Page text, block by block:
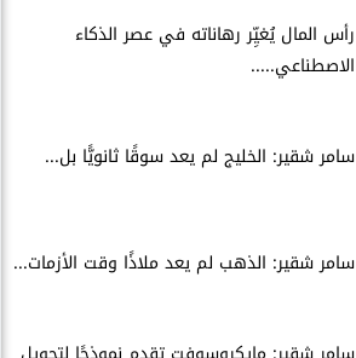
رأس المال يُغيِّر رهاناته في عصر الذكاء
الاصطناعي.....
سامر شقير: الخليج لم يعد سوقًا ثانويًّا بل...
سامر شقير: الذهب لم يعد ملاذًا وقت الأزمات...